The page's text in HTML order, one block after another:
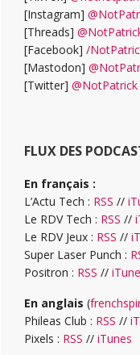
[Instagram]
[Threads]
[Facebook] /
[Mastodon]
[Twitter] @NotPatrick
FLUX DES
En français :
L’Actu Tech : RSS //
Le RDV Tech : RSS //
Le RDV Jeux : RSS //
Super Laser Punch :
Positron : RSS //
En anglais (
Phileas Club : RSS //
Pixels : RSS // iTunes